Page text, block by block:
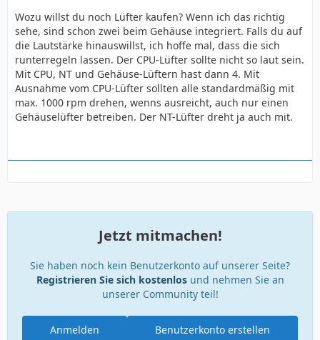
Wozu willst du noch Lüfter kaufen? Wenn ich das richtig
sehe, sind schon zwei beim Gehäuse integriert. Falls du auf
die Lautstärke hinauswillst, ich hoffe mal, dass die sich
runterregeln lassen. Der CPU-Lüfter sollte nicht so laut sein.
Mit CPU, NT und Gehäuse-Lüftern hast dann 4. Mit
Ausnahme vom CPU-Lüfter sollten alle standardmäßig mit
max. 1000 rpm drehen, wenns ausreicht, auch nur einen
Gehäuselüfter betreiben. Der NT-Lüfter dreht ja auch mit.
Jetzt mitmachen!
Sie haben noch kein Benutzerkonto auf unserer Seite?
Registrieren Sie sich kostenlosund nehmen Sie an
unserer Community teil!
Benutzerkonto erstellen
Anmelden